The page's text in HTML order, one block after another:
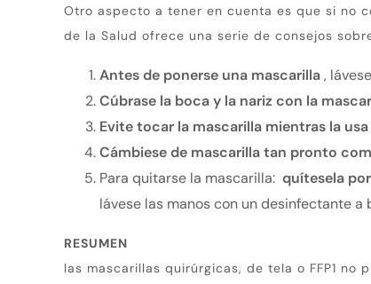
Otro aspecto a tener en cuenta es que si no
de la Salud ofrece una serie de consejos
Antes de ponerse una mascarilla,
Cúbrase la boca y la nariz con la
Evite tocar la mascarilla mientras la usa
Cámbiese de mascarilla tan pronto
Para quitarse la mascarilla: quítesela
lávese las manos con un desinfectante a
RESUMEN
las mascarillas quirúrgicas, de tela o FFP1 no